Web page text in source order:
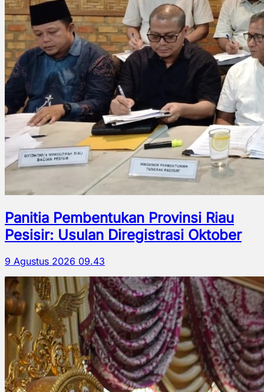
Panitia Pembentukan Provinsi Riau
Pesisir: Usulan Diregistrasi Oktober
9 Agustus 2026 09.43